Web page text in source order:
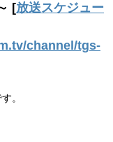
[放送スケジュー
channel/tgs-
。